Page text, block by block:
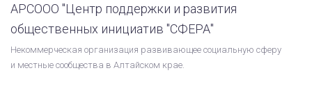
АРСООО "Центр поддержки и развития
общественных инициатив "СФЕРА"
Некоммерческая организация развивающее социальную сферу
и местные сообщества в Алтайском крае.